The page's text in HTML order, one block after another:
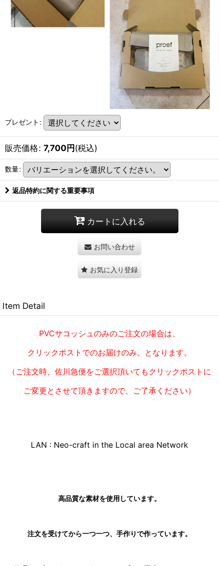
プレゼント :
販売価格: 7,700円(税込)
数量:
返品特約に関する重要事項
カートに入れる
お問い合わせ
お気に入り登録
Item Detail
PVCサコッシュのみのご注文の場合は、
クリックポストでのお届けのみ。となります。
（ご注文時、佐川急便をご選択頂いてもクリックポストに
ご変更とさせて頂きますので、 ご了承ください）
LAN : Neo-craft in the Local area Network
高品質な素材を使用しています。
注文を受けてから一つ一つ、手作りで作っています。